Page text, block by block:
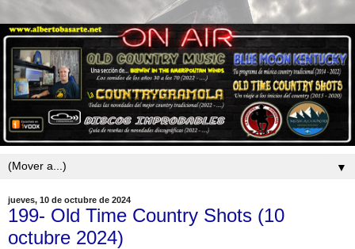
▼
jueves, 10 de octubre de 2024
199- Old Time Country Shots (10
octubre 2024)